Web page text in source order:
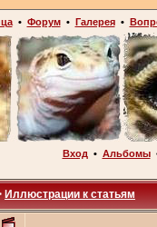
• Форум• Галерея•
Вход • Альбомы
Иллюстрации к статьям